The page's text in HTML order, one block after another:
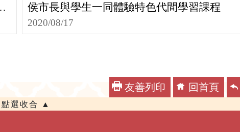
侯市長與學生一同體驗特色代間學習課程
2020/08/17
友善列印 回首頁